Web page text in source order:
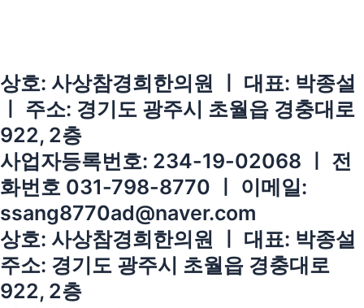
상호: 사상참경희한의원 ㅣ 대표: 박종설
ㅣ 주소: 경기도 광주시 초월읍 경충대로
922, 2층
사업자등록번호: 234-19-02068 ㅣ 전
화번호 031-798-8770 ㅣ 이메일:
ssang8770ad@naver.com
상호: 사상참경희한의원 ㅣ 대표: 박종설
주소: 경기도 광주시 초월읍 경충대로
922, 2층